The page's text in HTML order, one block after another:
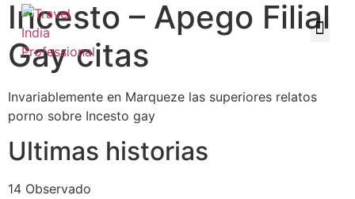
Incesto – Apego Filial
Gay citas
Invariablemente en Marqueze las superiores relatos
porno sobre Incesto gay
Ultimas historias
14 Observado